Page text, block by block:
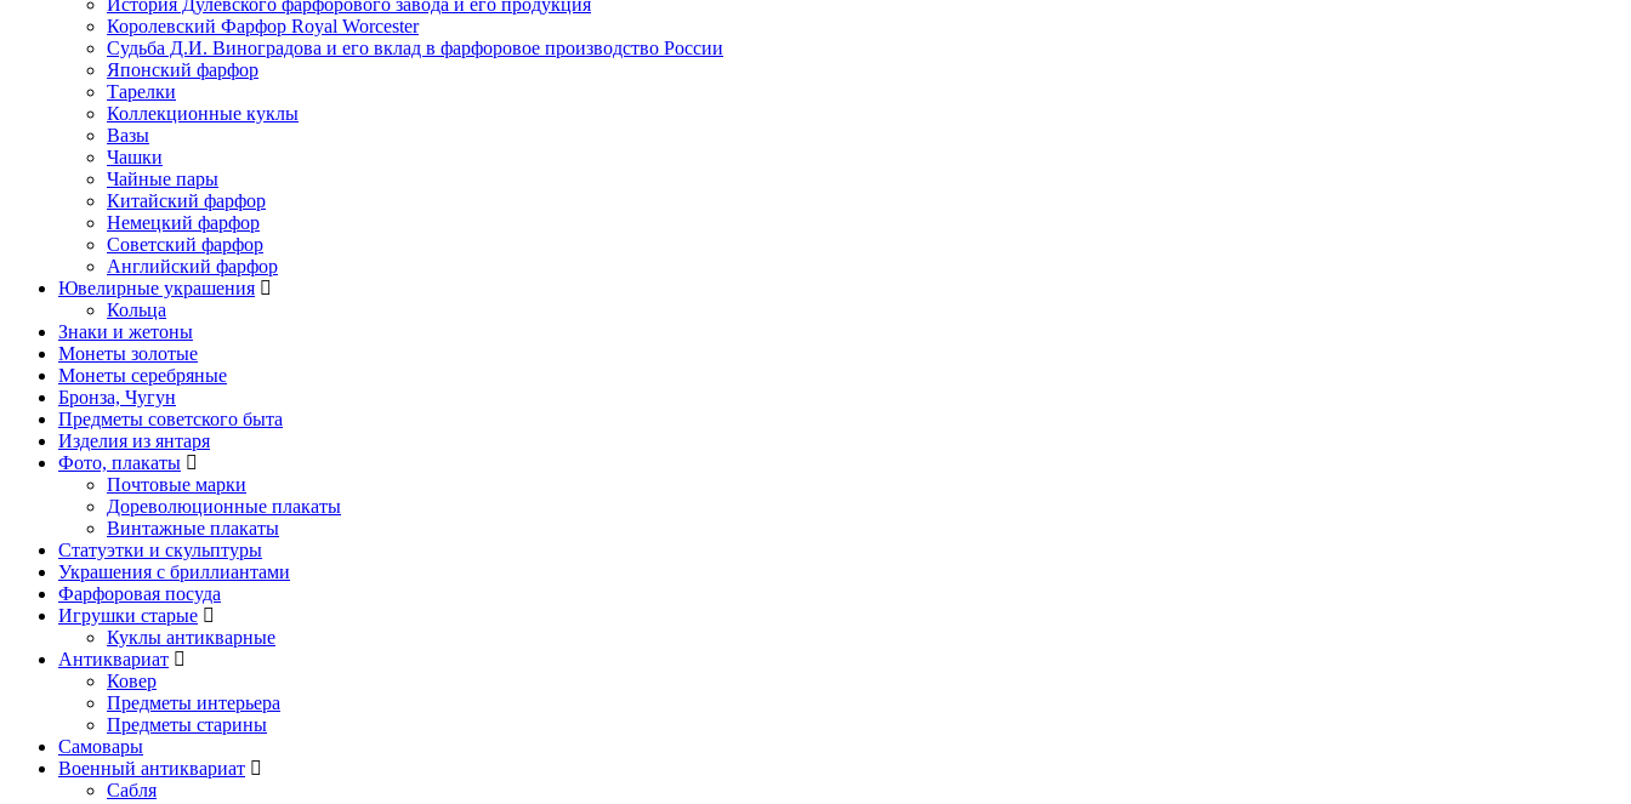
История Дулевского фарфорового завода и его продукция
Королевский Фарфор Royal Worcester
Судьба Д.И. Виноградова и его вклад в фарфоровое производство России
Японский фарфор
Тарелки
Коллекционные куклы
Вазы
Чашки
Чайные пары
Китайский фарфор
Немецкий фарфор
Советский фарфор
Английский фарфор
Ювелирные украшения
Кольца
Знаки и жетоны
Монеты золотые
Монеты серебряные
Бронза, Чугун
Предметы советского быта
Изделия из янтаря
Фото, плакаты
Почтовые марки
Дореволюционные плакаты
Винтажные плакаты
Статуэтки и скульптуры
Украшения с бриллиантами
Фарфоровая посуда
Игрушки старые
Куклы антикварные
Антиквариат
Ковер
Предметы интерьера
Предметы старины
Самовары
Военный антиквариат
Сабля